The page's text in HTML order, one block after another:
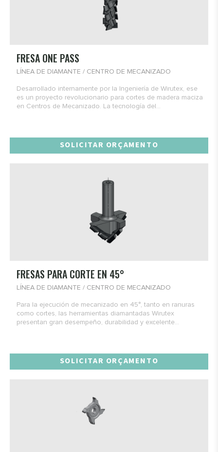
FRESA ONE PASS
LÍNEA DE DIAMANTE / CENTRO DE MECANIZADO
Desarrollado internamente por la Ingeniería de Wirutex, ese
es un proyecto revolucionario para cortes de madera maciza
en Centros de Mecanizado. La tecnología del...
SOLICITAR ORÇAMENTO
FRESAS PARA CORTE EN 45°
LÍNEA DE DIAMANTE / CENTRO DE MECANIZADO
Para la ejecución de mecanizado en 45°, tanto en ranuras
como cortes, las herramientas diamantadas Wirutex
presentan gran desempeño, durabilidad y excelente...
SOLICITAR ORÇAMENTO